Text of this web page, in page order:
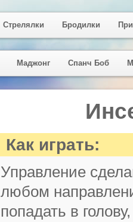
Как играть:
Управление
любом
попадать в
Стрелялки Бродилки
Маджонг Спанч Боб